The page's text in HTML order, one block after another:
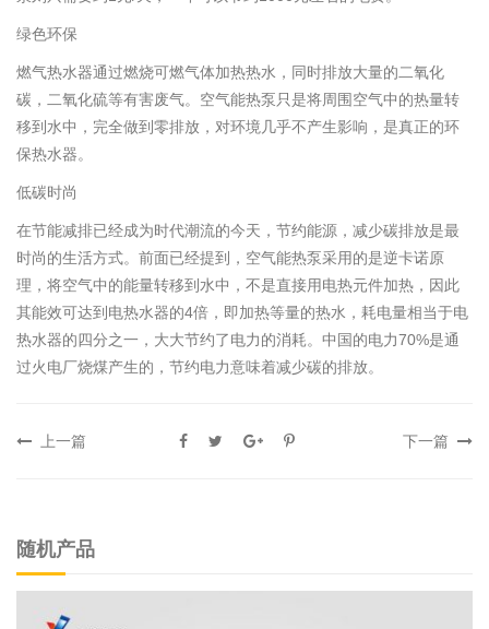
绿色环保
燃气热水器通过燃烧可燃气体加热热水，同时排放大量的二氧化
碳，二氧化硫等有害废气。空气能热泵只是将周围空气中的热量转
移到水中，完全做到零排放，对环境几乎不产生影响，是真正的环
保热水器。
低碳时尚
在节能减排已经成为时代潮流的今天，节约能源，减少碳排放是最
时尚的生活方式。前面已经提到，空气能热泵采用的是逆卡诺原
理，将空气中的能量转移到水中，不是直接用电热元件加热，因此
其能效可达到电热水器的4倍，即加热等量的热水，耗电量相当于电
热水器的四分之一，大大节约了电力的消耗。中国的电力70%是通
过火电厂烧煤产生的，节约电力意味着减少碳的排放。
上一篇 下一篇
随机产品